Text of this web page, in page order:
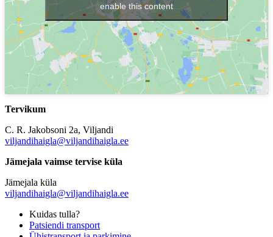
enable this content
Tervikum
C. R. Jakobsoni 2a, Viljandi
viljandihaigla@viljandihaigla.ee
Jämejala vaimse tervise küla
Jämejala küla
viljandihaigla@viljandihaigla.ee
Kuidas tulla?
Patsiendi transport